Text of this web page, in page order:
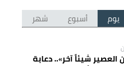
يوم أسبوع شهر
شيئاً آخر».. دعابة